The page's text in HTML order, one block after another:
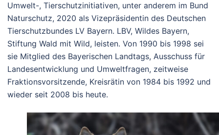
Umwelt-, Tierschutzinitiativen, unter anderem im Bund
Naturschutz, 2020 als Vizepräsidentin des Deutschen
Tierschutzbundes LV Bayern. LBV, Wildes Bayern,
Stiftung Wald mit Wild, leisten. Von 1990 bis 1998 sei
sie Mitglied des Bayerischen Landtags, Ausschuss für
Landesentwicklung und Umweltfragen, zeitweise
Fraktionsvorsitzende, Kreisrätin von 1984 bis 1992 und
wieder seit 2008 bis heute.